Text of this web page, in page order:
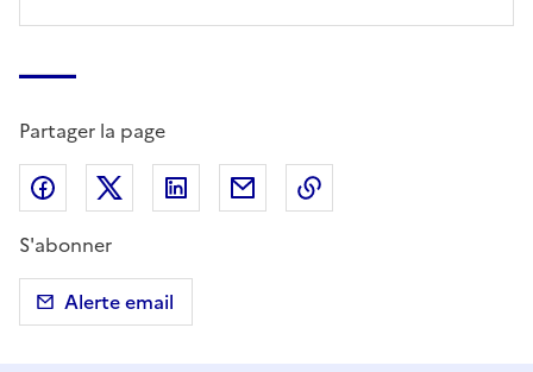
Partager la page
Partager sur Facebook
Partager sur X (anciennement Twitter)
Partager sur LinkedIn
Partager par email
S'abonner
Alerte email